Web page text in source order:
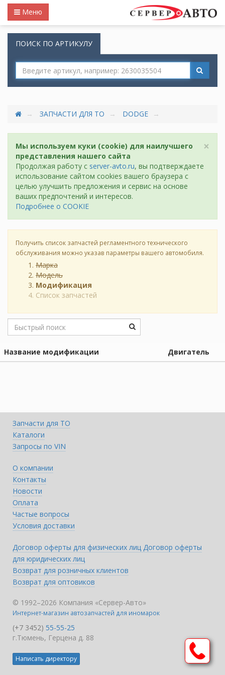
Меню
ПОИСК ПО АРТИКУЛУ
ЗАПЧАСТИ ДЛЯ ТО DODGE
×
Мы используем куки (cookie) для наилучшего
представления нашего сайта
Продолжая работу с server-avto.ru, вы подтверждаете
использование сайтом cookies вашего браузера с
целью улучшить предложения и сервис на основе
ваших предпочтений и интересов.
Подробнее о COOKIE
Получить список запчастей регламентного технического
обслуживания можно указав параметры вашего автомобиля.
Марка
Модель
Модификация
Список запчастей
Название модификации Двигатель
Запчасти для ТО
Каталоги
Запросы по VIN
О компании
Контакты
Новости
Оплата
Частые вопросы
Условия доставки
Договор оферты для физических лиц Договор оферты
для юридических лиц
Возврат для розничных клиентов
Возврат для оптовиков
© 1992–2026 Компания «Сервер-Авто»
Интернет-магазин автозапчастей для иномарок
(+7 3452) 55-55-25
г.Тюмень, Герцена д. 88
Написать директору